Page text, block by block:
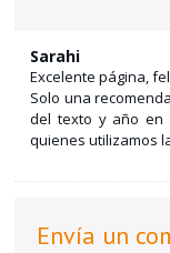
Sarahi
Excelente página,
Solo una
del texto y año en
quienes utilizamos
Envía un